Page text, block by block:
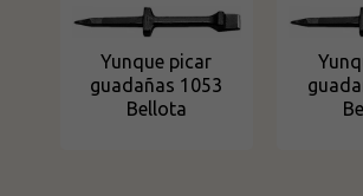
Yunque picar
guadañas 1053
Bellota